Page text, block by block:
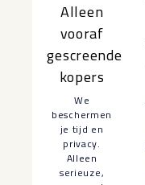
Alleen
vooraf
gescreende
kopers
We
beschermen
je tijd en
privacy.
Alleen
serieuze,